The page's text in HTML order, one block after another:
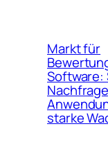
Markt für
Software:
starke